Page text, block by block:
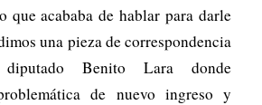
que acababa de hablar para darle
una pieza de correspondencia
Benito Lara donde
de nuevo ingreso y